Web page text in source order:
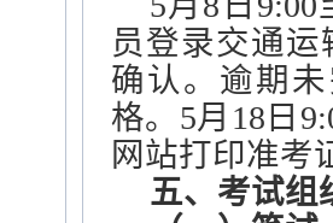
员登录交通
确认。逾期
格。5月18日
网站打印准考
五、考试组